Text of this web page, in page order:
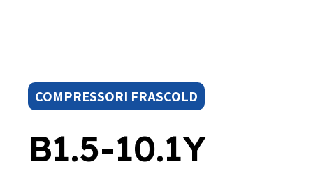
COMPRESSORI FRASCOLD
B1.5-10.1Y